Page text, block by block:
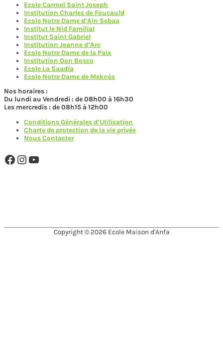
Ecole Carmel Saint Joseph
Institution Charles de Foucauld
Ecole Notre Dame d’Ain Sebaa
Institut le Nid Familial
Institut Saint Gabriel
Institution Jeanne d’Arc
Ecole Notre Dame de la Paix
Institution Don Bosco
Ecole La Saadia
Ecole Notre Dame de Meknès
Nos horaires :
Du lundi au Vendredi : de 08h00 à 16h30
Les mercredis : de 08h15 à 12h00
Conditions Générales d’Utilisation
Charte de protection de la vie privée
Nous Contacter
Facebook
Instagram
YouTube
Copyright © 2026 Ecole Maison d'Anfa